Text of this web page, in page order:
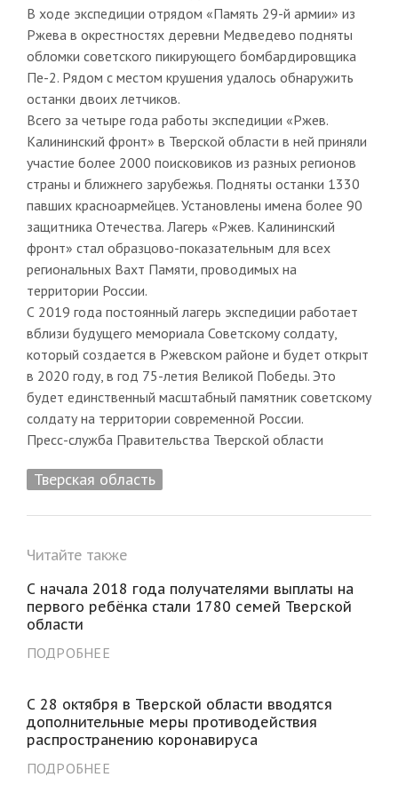
В ходе экспедиции отрядом «Память 29-й армии» из
Ржева в окрестностях деревни Медведево подняты
обломки советского пикирующего бомбардировщика
Пе-2. Рядом с местом крушения удалось обнаружить
останки двоих летчиков.
Всего за четыре года работы экспедиции «Ржев.
Калининский фронт» в Тверской области в ней приняли
участие более 2000 поисковиков из разных регионов
страны и ближнего зарубежья. Подняты останки 1330
павших красноармейцев. Установлены имена более 90
защитника Отечества. Лагерь «Ржев. Калининский
фронт» стал образцово-показательным для всех
региональных Вахт Памяти, проводимых на
территории России.
С 2019 года постоянный лагерь экспедиции работает
вблизи будущего мемориала Советскому солдату,
который создается в Ржевском районе и будет открыт
в 2020 году, в год 75-летия Великой Победы. Это
будет единственный масштабный памятник советскому
солдату на территории современной России.
Пресс-служба Правительства Тверской области
Тверская область
Читайте также
С начала 2018 года получателями выплаты на
первого ребёнка стали 1780 семей Тверской
области
ПОДРОБНЕЕ
С 28 октября в Тверской области вводятся
дополнительные меры противодействия
распространению коронавируса
ПОДРОБНЕЕ